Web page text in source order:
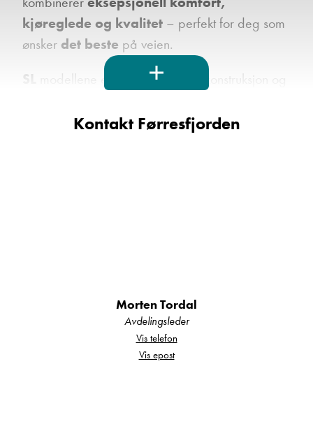
kjøreglede og kvalitet – perfekt for deg som
ønsker det beste på veien.
SL
modellene er kjent for sin lette konstruksjon og
Utstyrt med enkraftig 177 hk motorog
2 stk solcellepanel, (victron solcelle-
Kontakt Førresfjorden
Morten Tordal
Avdelingsleder
Vis telefon
Vis epost